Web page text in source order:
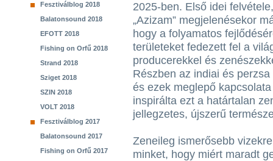
Fesztiválblog 2018
Balatonsound 2018
EFOTT 2018
Fishing on Orfű 2018
Strand 2018
Sziget 2018
SZIN 2018
VOLT 2018
Fesztiválblog 2017
Balatonsound 2017
Fishing on Orfű 2017
2025-ben. Első idei
„Azizam” megjelenésekor
hogy a folyamatos
területeket fedezett fel a
producerekkel és
Részben az indiai és
és ezek meglepő
inspirálta ezt a határtalan
jellegzetes, újszerű
Zeneileg ismerősebb
minket, hogy miért maradt